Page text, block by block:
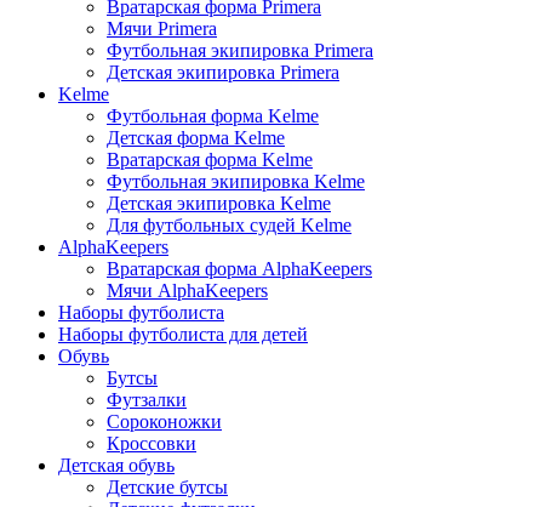
Вратарская форма Primera
Мячи Primera
Футбольная экипировка Primera
Детская экипировка Primera
Kelme
Футбольная форма Kelme
Детская форма Kelme
Вратарская форма Kelme
Футбольная экипировка Kelme
Детская экипировка Kelme
Для футбольных судей Kelme
AlphaKeepers
Вратарская форма AlphaKeepers
Мячи AlphaKeepers
Наборы футболиста
Наборы футболиста для детей
Обувь
Бутсы
Футзалки
Сороконожки
Кроссовки
Детская обувь
Детские бутсы